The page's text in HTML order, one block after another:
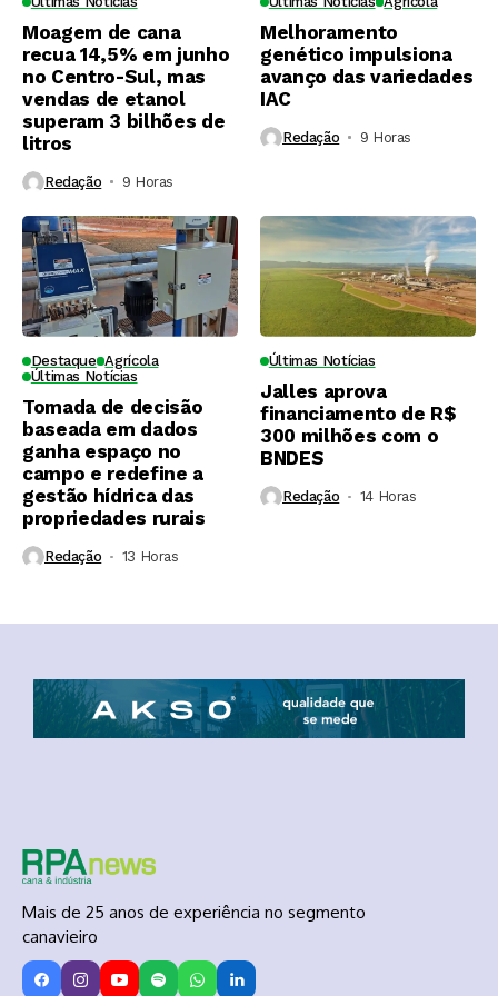
Moagem de cana
recua 14,5% em junho
no Centro-Sul, mas
vendas de etanol
superam 3 bilhões de
litros
Redação 9 Horas ⁮
Melhoramento
genético impulsiona
avanço das variedades
IAC
Redação 9 Horas ⁮
Destaque Agrícola
Últimas Notícias
Tomada de decisão
baseada em dados
ganha espaço no
campo e redefine a
gestão hídrica das
propriedades rurais
Redação 13 Horas ⁮
Últimas Notícias
Jalles aprova
financiamento de R$
300 milhões com o
BNDES
Redação 14 Horas ⁮
Mais de 25 anos de experiência no segmento
canavieiro